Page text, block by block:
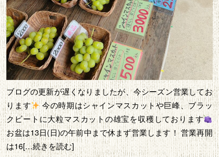
ブログの更新が遅くなりましたが、今シーズン営業してお
ります
今の時期はシャインマスカットや巨峰、ブラッ
クビートに大粒マスカットの雄宝を収穫しております
お盆は13日(日)の午前中まで休まず営業します！ 営業再開
は16[…続きを読む]